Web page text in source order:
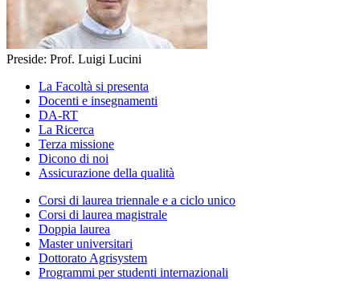
Preside: Prof. Luigi Lucini
La Facoltà si presenta
Docenti e insegnamenti
DA-RT
La Ricerca
Terza missione
Dicono di noi
Assicurazione della qualità
Corsi di laurea triennale e a ciclo unico
Corsi di laurea magistrale
Doppia laurea
Master universitari
Dottorato Agrisystem
Programmi per studenti internazionali